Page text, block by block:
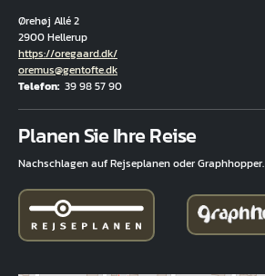
Ørehøj Allé 2
2900 Hellerup
Hjemmeside
https://oregaard.dk/
E-Mail
oremus@gentofte.dk
Telefon 39 98 57 90
Planen Sie Ihre Reise
Nachschlagen auf Rejseplanen oder Graphhopper.